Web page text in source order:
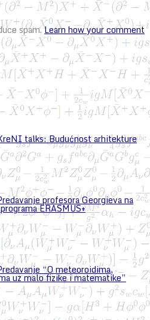
spam.Learn how your comment
talks: Budućnost arhitekture
profesora Georgieva na
ERASMUS+
“O meteoroidima,
uz malo fizike i matematike”